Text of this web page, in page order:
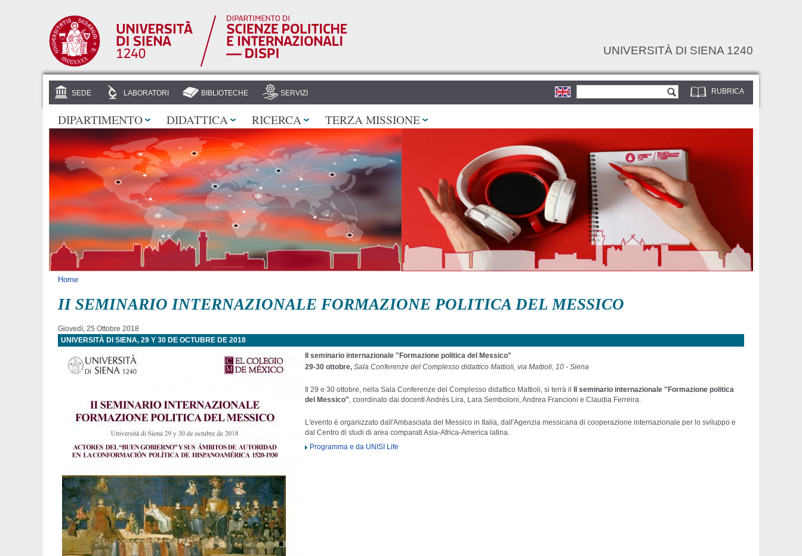
UNIVERSITÀ DI SIENA 1240
RUBRICA
Form di ricerca
SEDE LABORATORI BIBLIOTECHE SERVIZI
DIPARTIMENTO DIDATTICA RICERCA TERZA MISSIONE
Tu sei qui
Home
II SEMINARIO INTERNAZIONALE FORMAZIONE POLITICA DEL MESSICO
Giovedì, 25 Ottobre 2018
UNIVERSITÀ DI SIENA, 29 Y 30 DE OCTUBRE DE 2018
II seminario internazionale "Formazione politica del Messico"
29-30 ottobre, Sala Conferenze del Complesso didattico Mattioli, via Mattioli, 10 - Siena
Il 29 e 30 ottobre, nella Sala Conferenze del Complesso didattico Mattioli, si terrà il II seminario internazionale "Formazione politica
del Messico" , coordinato dai docenti Andrés Lira, Lara Semboloni, Andrea Francioni e Claudia Ferreira.
L'evento è organizzato dall'Ambasciata del Messico in Italia, dall'Agenzia messicana di cooperazione internazionale per lo sviluppo e
dal Centro di studi di area comparati Asia-Africa-America latina.
Programma e da UNISI Life